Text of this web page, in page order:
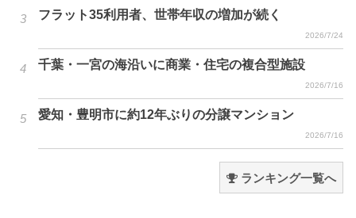
フラット35利用者、世帯年収の増加が続く
2026/7/24
千葉・一宮の海沿いに商業・住宅の複合型施設
2026/7/16
愛知・豊明市に約12年ぶりの分譲マンション
2026/7/16
ランキング一覧へ